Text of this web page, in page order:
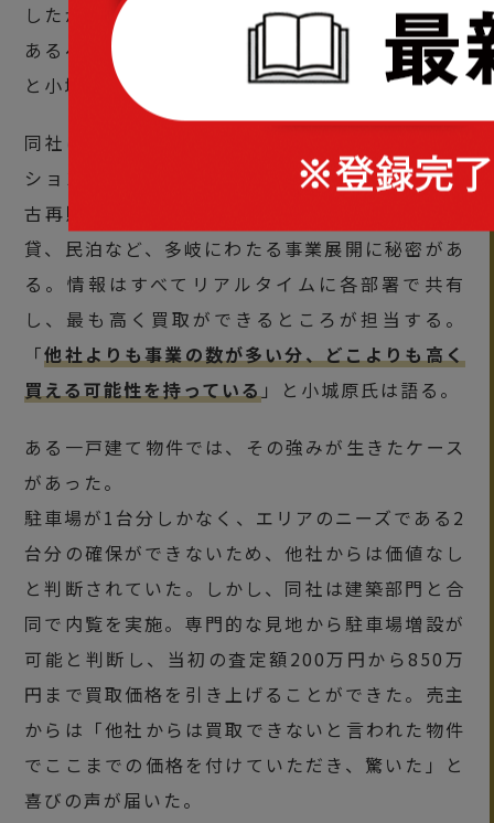
したが、売主様がお困りのところに寄り添うのが
あるべき姿なんじゃないかと思っているんです」
と小城原氏は話す。
同社は、2023年度、土地、一戸建て、区分マン
ションで605件もの取引を行った。ここには、中
古再販、土地分譲、一戸建て建売、一戸建て賃
貸、民泊など、多岐にわたる事業展開に秘密があ
る。情報はすべてリアルタイムに各部署で共有
し、最も高く買取ができるところが担当する。
「他社よりも事業の数が多い分、どこよりも高く
買える可能性を持っている」と小城原氏は語る。
ある一戸建て物件では、その強みが生きたケース
があった。
駐車場が1台分しかなく、エリアのニーズである2
台分の確保ができないため、他社からは価値なし
と判断されていた。しかし、同社は建築部門と合
同で内覧を実施。専門的な見地から駐車場増設が
可能と判断し、当初の査定額200万円から850万
円まで買取価格を引き上げることができた。売主
からは「他社からは買取できないと言われた物件
でここまでの価格を付けていただき、驚いた」と
喜びの声が届いた。